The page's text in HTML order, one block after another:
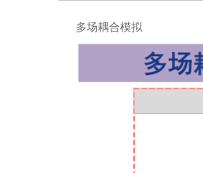
多场耦合模拟